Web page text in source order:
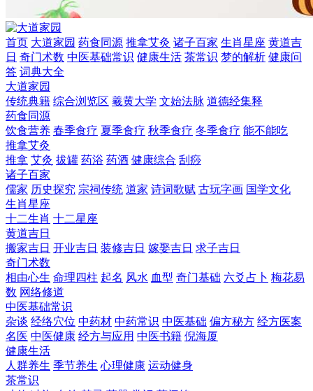
首页 大道家园 药食同源 推拿艾灸 诸子百家 生肖星座 黄道吉
日 奇门术数 中医基础常识 健康生活 茶常识 梦的解析 健康问
答 词典大全
大道家园
传统典籍 综合浏览区 羲黄大学 文始法脉 道德经集释
药食同源
饮食营养 春季食疗 夏季食疗 秋季食疗 冬季食疗 能不能吃
推拿艾灸
推拿 艾灸 拔罐 药浴 药酒 健康综合 刮痧
诸子百家
儒家 历史探究 宗祠传统 道家 诗词歌赋 古玩字画 国学文化
生肖星座
十二生肖 十二星座
黄道吉日
搬家吉日 开业吉日 装修吉日 嫁娶吉日 求子吉日
奇门术数
相由心生 命理四柱 起名 风水 血型 奇门基础 六爻占卜 梅花易
数 网络修道
中医基础常识
杂谈 经络穴位 中药材 中药常识 中医基础 偏方秘方 经方医案
名医 中医健康 经方与应用 中医书籍 倪海厦
健康生活
人群养生 季节养生 心理健康 运动健身
茶常识